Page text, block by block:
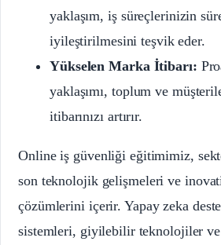
yaklaşım, iş süreçlerinizin
iyileştirilmesini teşvik eder.
Yükselen Marka İtibarı:
yaklaşımı, toplum ve
itibarınızı artırır.
Online iş güvenliği eğitimimiz,
son teknolojik gelişmeleri ve
çözümlerini içerir. Yapay zeka
sistemleri, giyilebilir teknolojiler ve